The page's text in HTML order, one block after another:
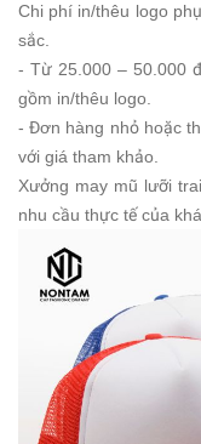
Chi phí in/thêu logo
sắc.
- Từ 25.000 – 50.000
gồm in/thêu logo.
- Đơn hàng nhỏ hoặc
với giá tham khảo.
Xưởng may mũ lưỡi
nhu cầu thực tế của